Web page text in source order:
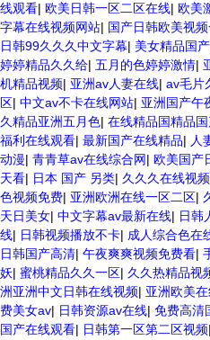
线观看| 欧美日韩一区二区在线| 欧美
字幕在线视频网站| 国产日韩欧美视
日韩99久久久中文字幕| 美女精品国
婷婷精品久久给| 五月的色婷婷激情|
机精品视频| 亚洲av人妻在线| av毛片
区| 中文av不卡在线网站| 亚洲国产午
久精品亚洲五月色| 在线精品国精品
福利在线观看| 最新国产在线精品| 人
动漫| 青青草av在线综合网| 欧美国产
天看| 日本 国产 另类| 久久久在线视
色视频免费| 亚洲欧洲在线一区二区|
天日美女| 中文字幕av最新在线| 日韩
线| 日韩视频播放不卡| 成人综合色在
日韩国产高清| 午夜爽爽视频免费看|
妖| 蜜桃精品久久一区| 久久热精品视
洲亚洲中文日韩在线视频| 亚洲欧美
费美女av| 日韩资源av在线| 免费高清
国产在线观看| 日韩第一区第二区视频|